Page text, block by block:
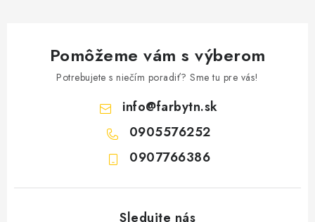
Pomôžeme vám s výberom
Potrebujete s niečím poradiť? Sme tu pre vás!
info@farbytn.sk
0905576252
0907766386